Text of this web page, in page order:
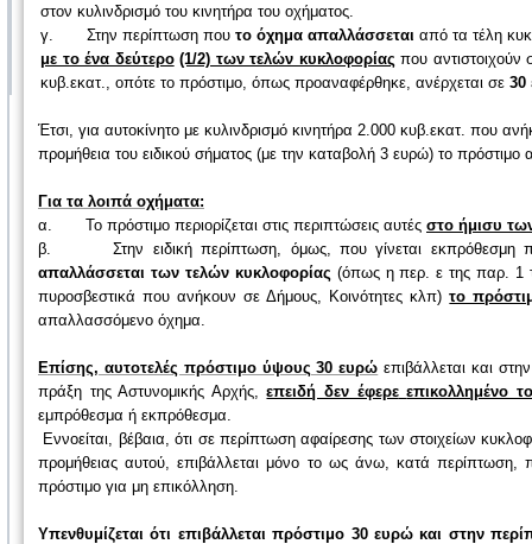
στον κυλινδρισμό του κινητήρα του οχήματος.
γ.
Στην περίπτωση που το όχημα απαλλάσσεται από τα τέλη
με το ένα δεύτερο (1/2) των τελών κυκλοφορίας που αντιστοιχούν
κυβ.εκατ., οπότε το πρόστιμο, όπως προαναφέρθηκε, ανέρχεται σε 30
Έτσι, για αυτοκίνητο με κυλινδρισμό κινητήρα 2.000 κυβ.εκατ. που
προμήθεια του ειδικού σήματος (με την καταβολή 3 ευρώ) το πρόστιμο
Για τα λοιπά οχήματα:
α. Το πρόστιμο περιορίζεται στις περιπτώσεις αυτές στο ήμισυ
β. Στην ειδική περίπτωση, όμως, που γίνεται εκπρόθεσμη
απαλλάσσεται των τελών κυκλοφορίας (όπως η περ. ε της παρ. 1
πυροσβεστικά που ανήκουν σε Δήμους, Κοινότητες κλπ)το
απαλλασσόμενο όχημα.
Επίσης, αυτοτελές πρόστιμο ύψους 30 ευρώ επιβάλλεται και
πράξη της Αστυνομικής Αρχής,επειδή δεν έφερε επικολλημένο
εμπρόθεσμα ή εκπρόθεσμα.
Eννοείται, βέβαια, ότι σε περίπτωση αφαίρεσης των στοιχείων
προμήθειας αυτού, επιβάλλεται μόνο το ως άνω, κατά περίπτωση,
πρόστιμο για μη επικόλληση.
Υπενθυμίζεται ότι επιβάλλεται πρόστιμο 30 ευρώ και στην